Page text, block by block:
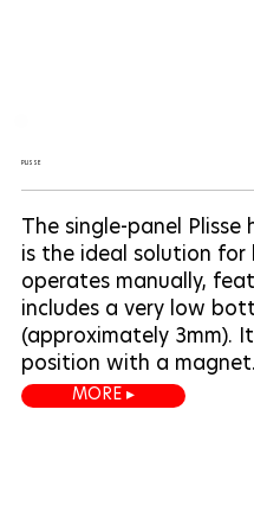
PLISSE
The single-panel
is the ideal solution for
operates manually,
includes a very low
(approximately 3mm).
position with a magnet.
MORE ▸